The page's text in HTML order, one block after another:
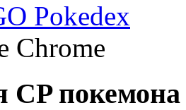
Pokedex
Chrome
покемона